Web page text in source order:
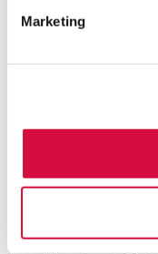
Marketing
Die Gärten
voller
verteilt: auf dem